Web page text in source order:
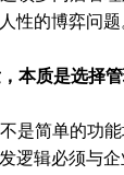
性的博弈问题
本质是选择
是简单的功
逻辑必须与